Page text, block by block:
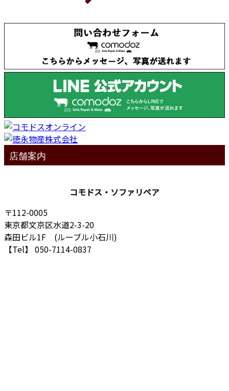
店舗案内
コモドス・ソファリペア
〒112-0005
東京都文京区水道2-3-20
森田ビル1F (ルーブル小石川)
【Tel】 050-7114-0837